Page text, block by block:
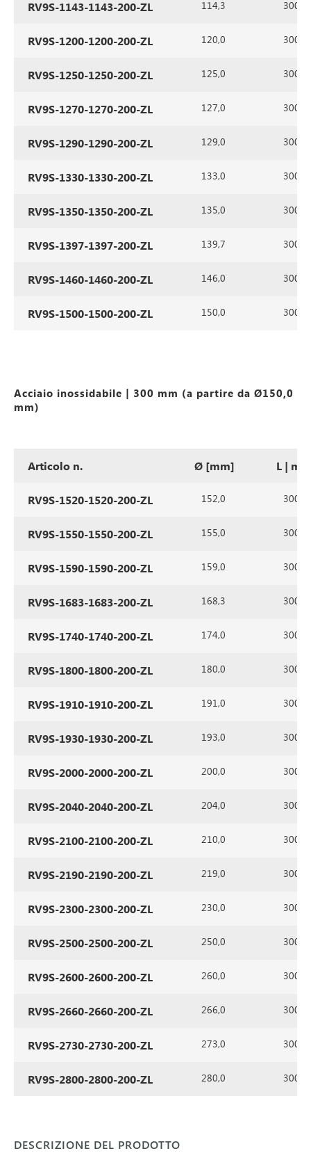
RV9S-1143-1143-200-ZL 114,3 300
RV9S-1200-1200-200-ZL 120,0 300
RV9S-1250-1250-200-ZL 125,0 300
RV9S-1270-1270-200-ZL 127,0 300
RV9S-1290-1290-200-ZL 129,0 300
RV9S-1330-1330-200-ZL 133,0 300
RV9S-1350-1350-200-ZL 135,0 300
RV9S-1397-1397-200-ZL 139,7 300
RV9S-1460-1460-200-ZL 146,0 300
RV9S-1500-1500-200-ZL 150,0 300
Acciaio inossidabile | 300 mm (a partire da Ø150,0
mm)
Articolo n. Ø [mm] L | mm
RV9S-1520-1520-200-ZL 152,0 300
RV9S-1550-1550-200-ZL 155,0 300
RV9S-1590-1590-200-ZL 159,0 300
RV9S-1683-1683-200-ZL 168,3 300
RV9S-1740-1740-200-ZL 174,0 300
RV9S-1800-1800-200-ZL 180,0 300
RV9S-1910-1910-200-ZL 191,0 300
RV9S-1930-1930-200-ZL 193,0 300
RV9S-2000-2000-200-ZL 200,0 300
RV9S-2040-2040-200-ZL 204,0 300
RV9S-2100-2100-200-ZL 210,0 300
RV9S-2190-2190-200-ZL 219,0 300
RV9S-2300-2300-200-ZL 230,0 300
RV9S-2500-2500-200-ZL 250,0 300
RV9S-2600-2600-200-ZL 260,0 300
RV9S-2660-2660-200-ZL 266,0 300
RV9S-2730-2730-200-ZL 273,0 300
RV9S-2800-2800-200-ZL 280,0 300
DESCRIZIONE DEL PRODOTTO